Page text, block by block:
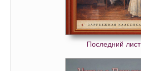
Последний лист